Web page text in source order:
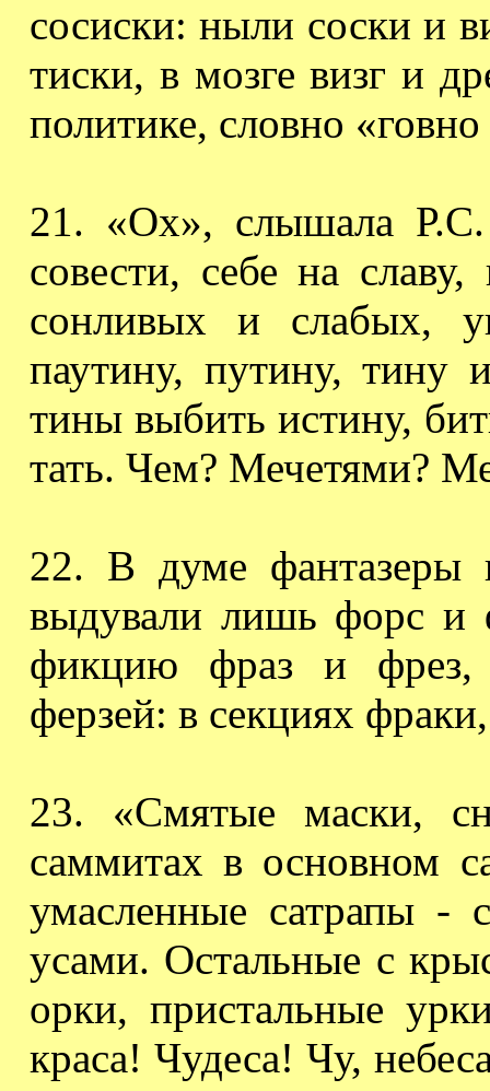
сосиски: ныли соски и
тиски, в мозге визг и
политике, словно
21. «Ох», слышала Р.С.
совести, себе на
сонливых и слабых,
паутину, путину, тину
тины выбить истину,
тать. Чем? Мечетями?
22. В думе
выдували лишь форс и
фикцию фраз и
ферзей: в секциях
23. «Смятые маски,
саммитах в основном
умасленные сатрапы
усами. Остальные с
орки, пристальные
краса! Чудеса! Чу,